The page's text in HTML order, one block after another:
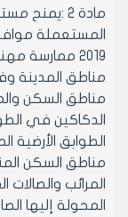
مادة 2
2019 ممارسة
مناطق المدينة
مناطق السكن
الدكاكين في
الطوابق الأرضية
مناطق السكن
المرائب
المحولة إليها